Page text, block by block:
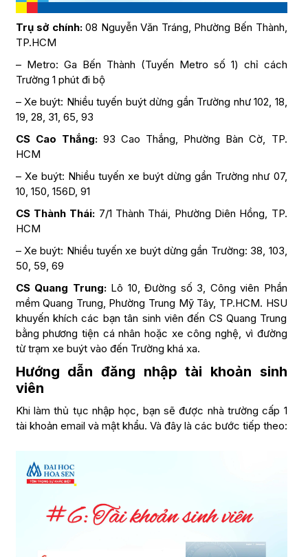
Trụ sở chính:08 Nguyễn Văn Tráng, Phường Bến Thành,
TP.HCM
– Metro: Ga Bến Thành (Tuyến Metro số 1) chỉ cách
Trường 1 phút đi bộ
– Xe buýt: Nhiều tuyến buýt dừng gần Trường như 102, 18,
19, 28, 31, 65, 93
CS Cao Thắng:93 Cao Thắng, Phường Bàn Cờ, TP.
HCM
– Xe buýt: Nhiều tuyến xe buýt dừng gần Trường như 07,
10, 150, 156D, 91
CS Thành Thái: 7/1 Thành Thái, Phường Diên Hồng, TP.
HCM
– Xe buýt: Nhiều tuyến xe buýt dừng gần Trường: 38, 103,
50, 59, 69
CS Quang Trung:Lô 10, Đường số 3, Công viên Phần
mềm Quang Trung, Phường Trung Mỹ Tây, TP.HCM. HSU
khuyến khích các bạn tân sinh viên đến CS Quang Trung
bằng phương tiện cá nhân hoặc xe công nghệ, vì đường
từ trạm xe buýt vào đến Trường khá xa.
Hướng dẫn đăng nhập tài khoản sinh
viên
Khi làm thủ tục nhập học, bạn sẽ được nhà trường cấp 1
tài khoản email và mật khẩu. Và đây là các bước tiếp theo: